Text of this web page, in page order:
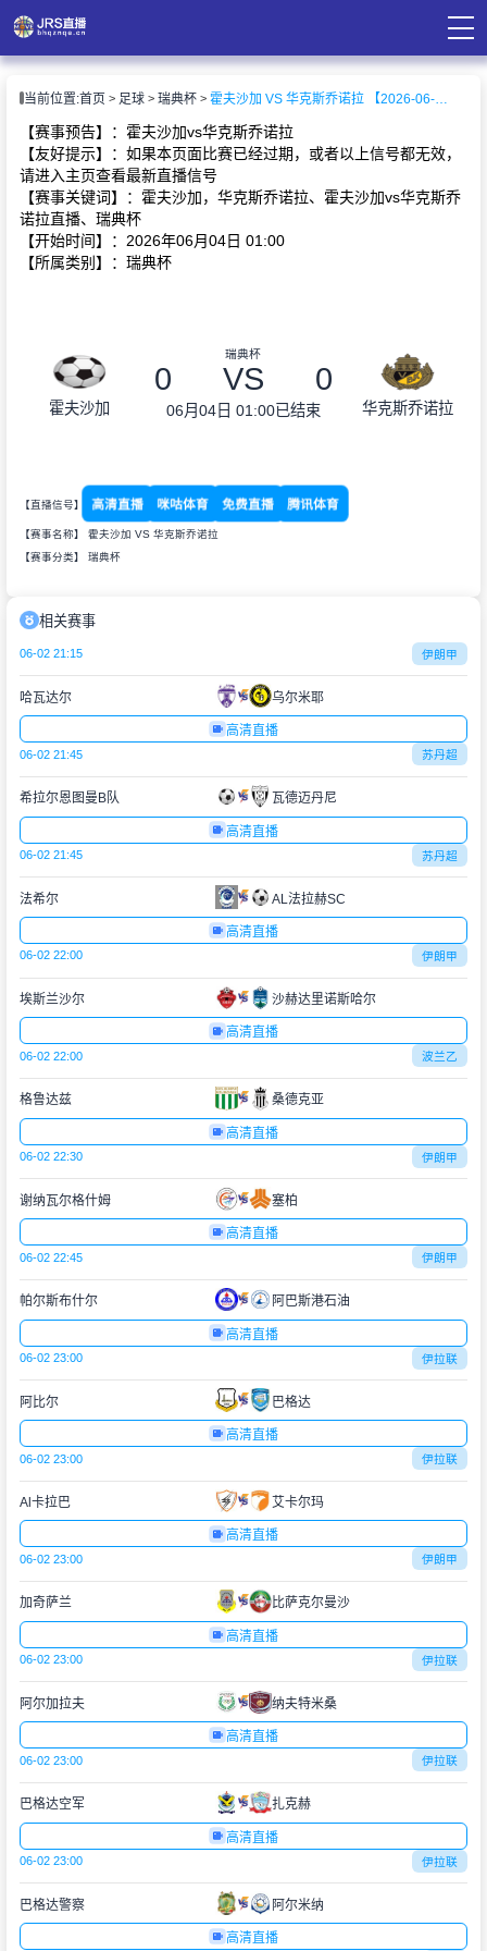
播
讯
当前位置:首页 足球 瑞典杯 霍夫沙加 VS 华克斯乔诺拉 【2026-06-04 01:00:00】
【赛事预告】：霍夫沙加vs华克斯乔诺拉
【友好提示】：如果本页面比赛已经过期，或者以上信号都无效，
请进入主页查看最新直播信号
【赛事关键词】：霍夫沙加，华克斯乔诺拉、霍夫沙加vs华克斯乔
诺拉直播、瑞典杯
【开始时间】：2026年06月04日 01:00
【所属类别】：瑞典杯
霍夫沙加
瑞典杯
0 VS 0
06月04日 01:00已结束 华克斯乔诺拉
【直播信号】 高清直播 咪咕体育 免费直播 腾讯体育
【赛事名称】 霍夫沙加 VS 华克斯乔诺拉
【赛事分类】 瑞典杯
相关赛事
06-02 21:15 伊朗甲
哈瓦达尔 乌尔米耶
高清直播
06-02 21:45 苏丹超
希拉尔恩图曼B队 瓦德迈丹尼
高清直播
06-02 21:45 苏丹超
法希尔 AL法拉赫SC
高清直播
06-02 22:00 伊朗甲
埃斯兰沙尔 沙赫达里诺斯哈尔
高清直播
06-02 22:00 波兰乙
格鲁达兹 桑德克亚
高清直播
06-02 22:30 伊朗甲
谢纳瓦尔格什姆 塞柏
高清直播
06-02 22:45 伊朗甲
帕尔斯布什尔 阿巴斯港石油
高清直播
06-02 23:00 伊拉联
阿比尔 巴格达
高清直播
06-02 23:00 伊拉联
Al卡拉巴 艾卡尔玛
高清直播
06-02 23:00 伊朗甲
加奇萨兰 比萨克尔曼沙
高清直播
06-02 23:00 伊拉联
阿尔加拉夫 纳夫特米桑
高清直播
06-02 23:00 伊拉联
巴格达空军 扎克赫
高清直播
06-02 23:00 伊拉联
巴格达警察 阿尔米纳
高清直播